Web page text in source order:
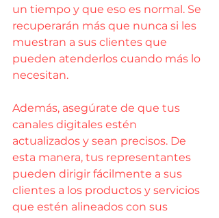
un tiempo y que eso es normal. Se
recuperarán más que nunca si les
muestran a sus clientes que
pueden atenderlos cuando más lo
necesitan.
Además, asegúrate de que tus
canales digitales estén
actualizados y sean precisos. De
esta manera, tus representantes
pueden dirigir fácilmente a sus
clientes a los productos y servicios
que estén alineados con sus